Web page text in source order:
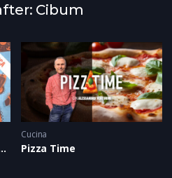
Cibum
Ricette e Delizie
Cucina
Pizza Time